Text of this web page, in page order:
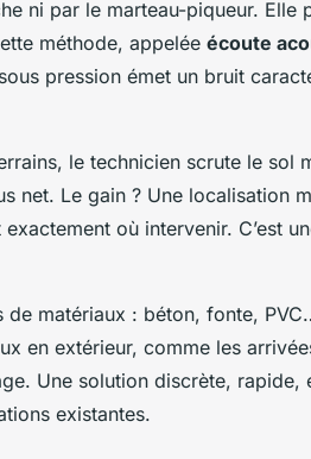
ni par le marteau-piqueur. Elle
méthode, appelée écoute
pression émet un bruit
le technicien scrute le sol
net. Le gain ? Une localisation
où intervenir. C’est
matériaux : béton, fonte,
en extérieur, comme les
Une solution discrète, rapide,
existantes.